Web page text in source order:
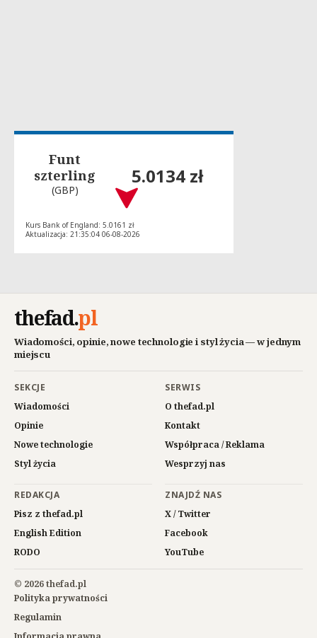
Funt
szterling
(GBP)
5.0134 zł
Kurs Bank of England: 5.0161 zł
Aktualizacja: 21:35:04 06-08-2026
thefad.pl
Wiadomości, opinie, nowe technologie i styl życia — w jednym
miejscu
SEKCJE
Wiadomości
Opinie
Nowe technologie
Styl życia
SERWIS
O thefad.pl
Kontakt
Współpraca / Reklama
Wesprzyj nas
REDAKCJA
Pisz z thefad.pl
English Edition
RODO
ZNAJDŹ NAS
X / Twitter
Facebook
YouTube
© 2026 thefad.pl
Polityka prywatności
Regulamin